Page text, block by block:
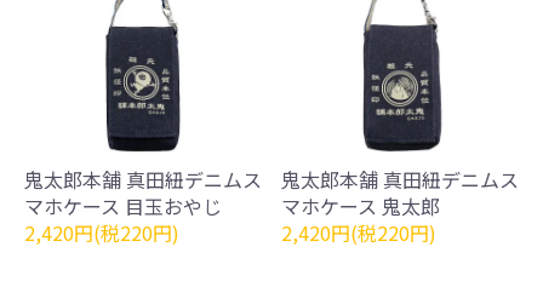
鬼太郎本舗 真田紐デニムス
マホケース 目玉おやじ
2,420円(税220円)
鬼太郎本舗 真田紐デニムス
マホケース 鬼太郎
2,420円(税220円)